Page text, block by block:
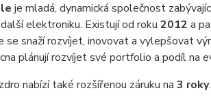
je mladá, dynamická společnost
elektroniku. Existují od roku 2012 a
se snaží rozvíjet, inovovat a vylepšovat
plánují rozvíjet své portfolio a podíl na
nabízí také rozšířenou záruku na 3 roky.